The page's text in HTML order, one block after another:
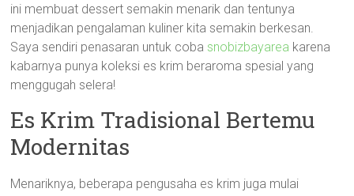
ini membuat dessert semakin menarik dan tentunya
menjadikan pengalaman kuliner kita semakin berkesan.
Saya sendiri penasaran untuk coba snobizbayarea karena
kabarnya punya koleksi es krim beraroma spesial yang
menggugah selera!
Es Krim Tradisional Bertemu
Modernitas
Menariknya, beberapa pengusaha es krim juga mulai